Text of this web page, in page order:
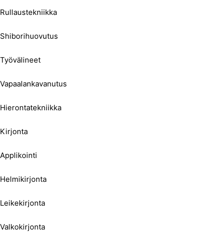
Rullaustekniikka
Shiborihuovutus
Työvälineet
Vapaalankavanutus
Hierontatekniikka
Kirjonta
Applikointi
Helmikirjonta
Leikekirjonta
Valkokirjonta